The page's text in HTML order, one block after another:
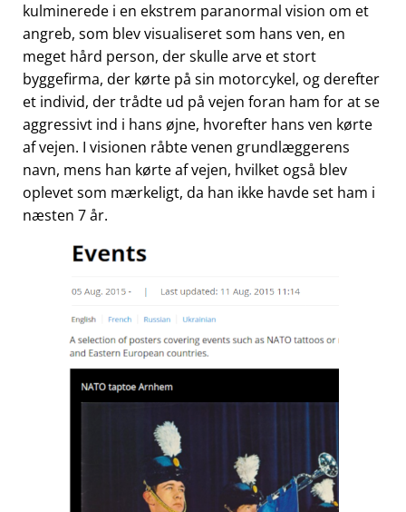
kulminerede i en ekstrem paranormal vision om et
angreb, som blev visualiseret som hans ven, en
meget hård person, der skulle arve et stort
byggefirma, der kørte på sin motorcykel, og derefter
et individ, der trådte ud på vejen foran ham for at se
aggressivt ind i hans øjne, hvorefter hans ven kørte
af vejen. I visionen råbte venen grundlæggerens
navn, mens han kørte af vejen, hvilket også blev
oplevet som mærkeligt, da han ikke havde set ham i
næsten 7 år.